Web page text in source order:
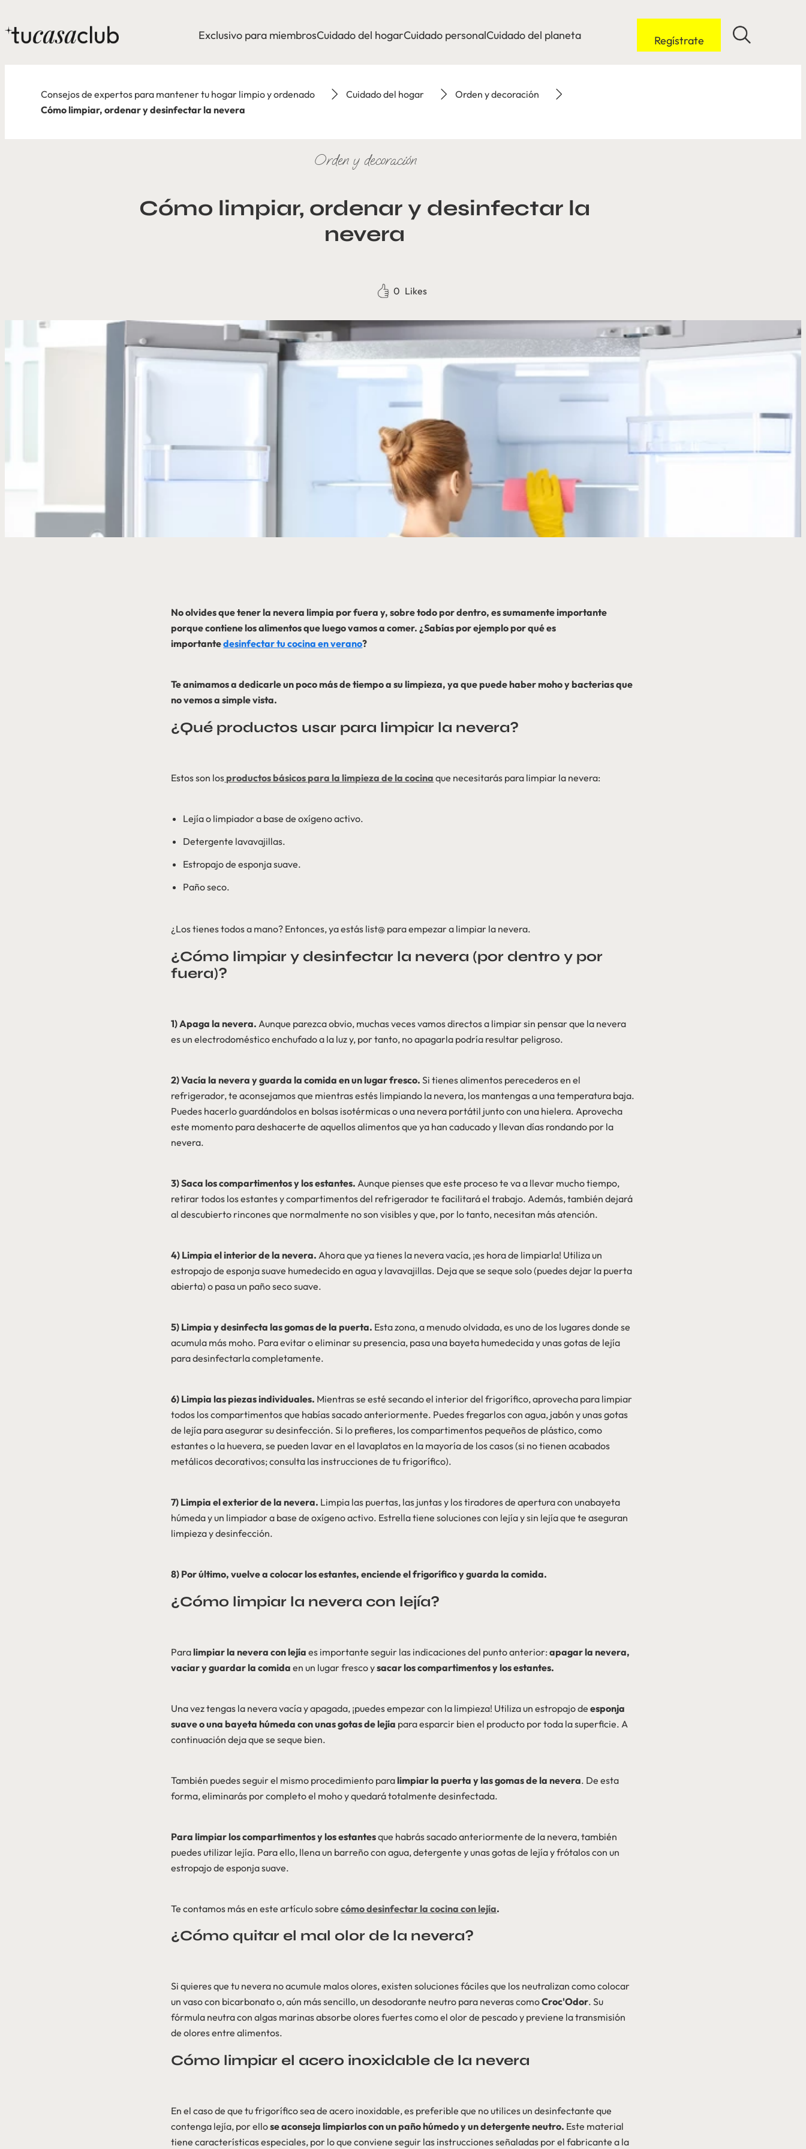
Exclusivo para miembrosCuidado del hogarCuidado personalCuidado del planeta Regístrate
Consejos de expertos para mantener tu hogar limpio y ordenado Cuidado del hogar
Orden y decoración
Cómo limpiar, ordenar y desinfectar la nevera
Orden y decoración
Cómo limpiar, ordenar y desinfectar la
nevera
0 Likes
No olvides que tener la nevera limpia por fuera y, sobre todo por dentro, es sumamente importante
porque contiene los alimentos que luego vamos a comer. ¿Sabías por ejemplo por qué es
importantedesinfectar tu cocina en verano?
Te animamos a dedicarle un poco más de tiempo a su limpieza, ya que puede haber moho y bacterias que
no vemos a simple vista.
¿Qué productos usar para limpiar la nevera?
Estos son los productos básicos para la limpieza de la cocina que necesitarás para limpiar la nevera:
Lejía o limpiador a base de oxígeno activo.
Detergente lavavajillas.
Estropajo de esponja suave.
Paño seco.
¿Los tienes todos a mano? Entonces, ya estás list@ para empezar a limpiar la nevera.
¿Cómo limpiar y desinfectar la nevera (por dentro y por
fuera)?
1) Apaga la nevera. Aunque parezca obvio, muchas veces vamos directos a limpiar sin pensar que la nevera
es un electrodoméstico enchufado a la luz y, por tanto, no apagarla podría resultar peligroso.
2) Vacía la nevera y guarda la comida en un lugar fresco. Si tienes alimentos perecederos en el
refrigerador, te aconsejamos que mientras estés limpiando la nevera, los mantengas a una temperatura baja.
Puedes hacerlo guardándolos en bolsas isotérmicas o una nevera portátil junto con una hielera. Aprovecha
este momento para deshacerte de aquellos alimentos que ya han caducado y llevan días rondando por la
nevera.
3) Saca los compartimentos y los estantes. Aunque pienses que este proceso te va a llevar mucho tiempo,
retirar todos los estantes y compartimentos del refrigerador te facilitará el trabajo. Además, también dejará
al descubierto rincones que normalmente no son visibles y que, por lo tanto, necesitan más atención.
4) Limpia el interior de la nevera. Ahora que ya tienes la nevera vacía, ¡es hora de limpiarla! Utiliza un
estropajo de esponja suave humedecido en agua y lavavajillas. Deja que se seque solo (puedes dejar la puerta
abierta) o pasa un paño seco suave.
5) Limpia y desinfecta las gomas de la puerta. Esta zona, a menudo olvidada, es uno de los lugares donde se
acumula más moho. Para evitar o eliminar su presencia, pasa una bayeta humedecida y unas gotas de lejía
para desinfectarla completamente.
6) Limpia las piezas individuales. Mientras se esté secando el interior del frigorífico, aprovecha para limpiar
todos los compartimentos que habías sacado anteriormente. Puedes fregarlos con agua, jabón y unas gotas
de lejía para asegurar su desinfección. Si lo prefieres, los compartimentos pequeños de plástico, como
estantes o la huevera, se pueden lavar en el lavaplatos en la mayoría de los casos (si no tienen acabados
metálicos decorativos; consulta las instrucciones de tu frigorífico).
7) Limpia el exterior de la nevera. Limpia las puertas, las juntas y los tiradores de apertura con unabayeta
húmeda y un limpiador a base de oxígeno activo. Estrella tiene soluciones con lejía y sin lejía que te aseguran
limpieza y desinfección.
8) Por último, vuelve a colocar los estantes, enciende el frigorífico y guarda la comida.
¿Cómo limpiar la nevera con lejía?
Paralimpiar la nevera con lejíaes importante seguir las indicaciones del punto anterior:apagar la nevera,
vaciar y guardar la comida en un lugar fresco ysacar los compartimentos y los estantes.
Una vez tengas la nevera vacía y apagada, ¡puedes empezar con la limpieza! Utiliza un estropajo deesponja
suave o una bayeta húmeda con unas gotas de lejía para esparcir bien el producto por toda la superficie. A
continuación deja que se seque bien.
También puedes seguir el mismo procedimiento paralimpiar la puerta y las gomas de la nevera. De esta
forma, eliminarás por completo el moho y quedará totalmente desinfectada.
Para limpiar los compartimentos y los estantesque habrás sacado anteriormente de la nevera, también
puedes utilizar lejía. Para ello, llena un barreño con agua, detergente y unas gotas de lejía y frótalos con un
estropajo de esponja suave.
Te contamos más en este artículo sobrecómo desinfectar la cocina con lejía.
¿Cómo quitar el mal olor de la nevera?
Si quieres que tu nevera no acumule malos olores, existen soluciones fáciles que los neutralizan como colocar
un vaso con bicarbonato o, aún más sencillo, un desodorante neutro para neveras comoCroc'Odor. Su
fórmula neutra con algas marinas absorbe olores fuertes como el olor de pescado y previene la transmisión
de olores entre alimentos.
Cómo limpiar el acero inoxidable de la nevera
En el caso de que tu frigorífico sea de acero inoxidable, es preferible que no utilices un desinfectante que
contenga lejía, por ellose aconseja limpiarlos con un paño húmedo y un detergente neutro. Este material
tiene características especiales, por lo que conviene seguir las instrucciones señaladas por el fabricante a la